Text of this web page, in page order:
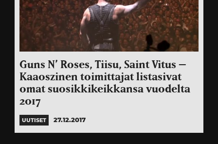
Guns N’ Roses, Tiisu, Saint Vitus –
Kaaoszinen toimittajat listasivat
omat suosikkikeikkansa vuodelta
2017
UUTISET 27.12.2017